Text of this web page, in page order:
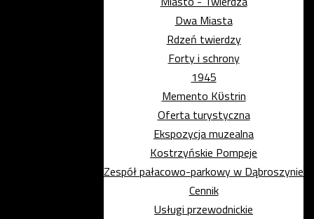
Dwa Miasta
Rdzeń twierdzy
Forty i schrony
1945
Memento Kϋstrin
Oferta turystyczna
Ekspozycja muzealna
Kostrzyńskie Pompeje
Zespół pałacowo-parkowy w Dąbroszynie
Cennik
Usługi przewodnickie